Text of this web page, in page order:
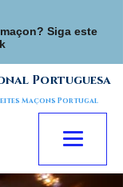
Siga este
Portuguesa
Maçons Portugal